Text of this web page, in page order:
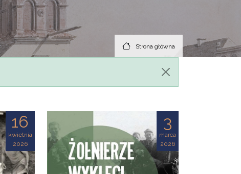
Strona główna
16
kwietnia
2026
3
marca
2026